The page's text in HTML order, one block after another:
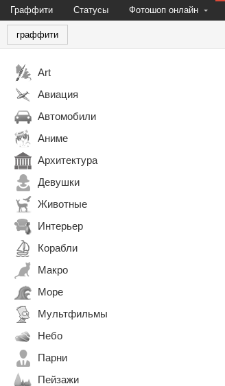
Граффити Статусы Фотошоп онлайн
граффити
Art
Авиация
Автомобили
Аниме
Архитектура
Девушки
Животные
Интерьер
Корабли
Макро
Море
Мультфильмы
Небо
Парни
Пейзажи